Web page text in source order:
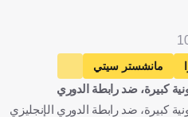
مانشستر سيتي
كبيرة، ضد رابطة الدوري
كبيرة، ضد رابطة الدوري الإنجليزي